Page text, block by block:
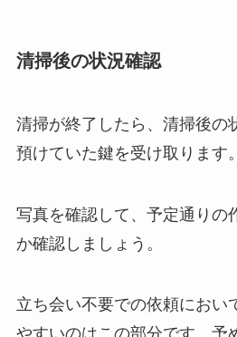
清掃後の状況確認
清掃が終了したら、清掃後の
預けていた鍵を受け取ります。
写真を確認して、予定通りの
か確認しましょう。
立ち会い不要での依頼におい